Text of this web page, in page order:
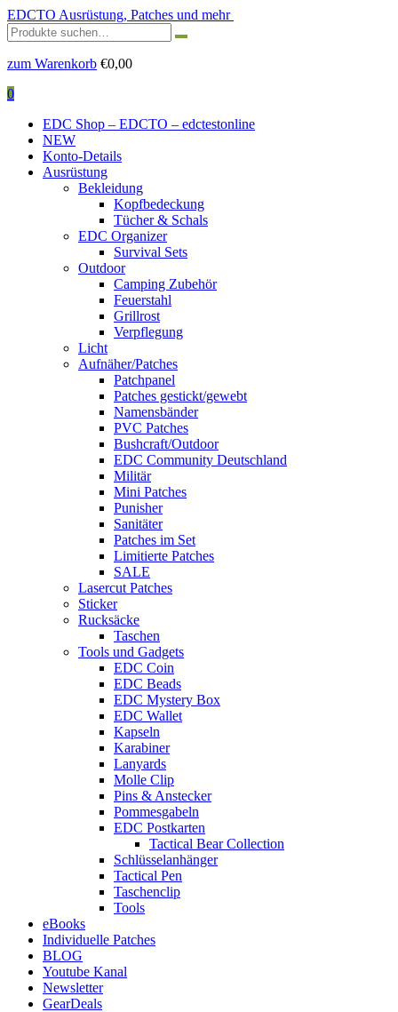
EDCTO Ausrüstung, Patches und mehr
Suchen
nach:
zum Warenkorb €0,00
0
EDC Shop – EDCTO – edctestonline
NEW
Konto-Details
Ausrüstung
Bekleidung
Kopfbedeckung
Tücher & Schals
EDC Organizer
Survival Sets
Outdoor
Camping Zubehör
Feuerstahl
Grillrost
Verpflegung
Licht
Aufnäher/Patches
Patchpanel
Patches gestickt/gewebt
Namensbänder
PVC Patches
Bushcraft/Outdoor
EDC Community Deutschland
Militär
Mini Patches
Punisher
Sanitäter
Patches im Set
Limitierte Patches
SALE
Lasercut Patches
Sticker
Rucksäcke
Taschen
Tools und Gadgets
EDC Coin
EDC Beads
EDC Mystery Box
EDC Wallet
Kapseln
Karabiner
Lanyards
Molle Clip
Pins & Anstecker
Pommesgabeln
EDC Postkarten
Tactical Bear Collection
Schlüsselanhänger
Tactical Pen
Taschenclip
Tools
eBooks
Individuelle Patches
BLOG
Youtube Kanal
Newsletter
GearDeals